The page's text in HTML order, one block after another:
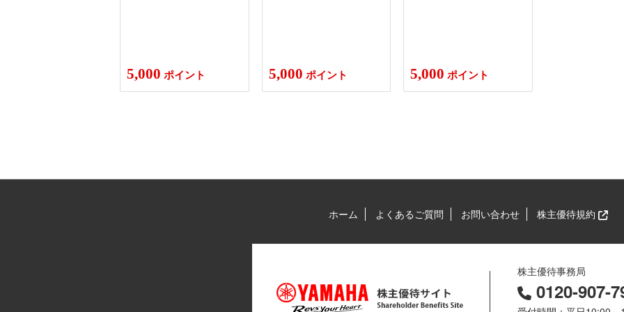
5,000 ポイント 5,000 ポイント 5,000 ポイント
ホーム よくあるご質問 お問い合わせ 株主優待規約
株主優待事務局
0120-907-